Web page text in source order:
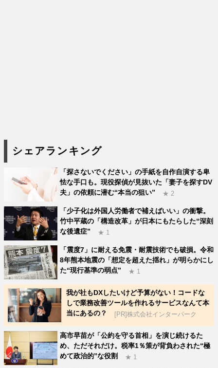
シェアランキング
「探さないでください」の手紙を自作自演する卑
怯な手口も。現役探偵が見抜いた「妻子を探すDV
夫」の依頼に潜む“本当の狙い”
★ 2
「少子化は外国人労働者で補えばいい」の衝撃。
竹中平蔵の「構造改革」が日本にもたらした“深刻
な後遺症”
★ 1
「震度7」に耐える免震・耐震技術でも破損。令和
8年熊本地震の「想定を超えた揺れ」が明らかにし
た“現行基準の弱点”
★ 1
我が社もDXしたいけど予算がない！コードな
しで業務改善ツールを作れるサービスなんて本
当にあるの？
[PR]株式会社インターパーク
高市早苗が「公約を守る首相」を演じ続けるた
め、ただそれだけ。税率1％策が背負わされた“極
めて政治的”な役割
★ 1